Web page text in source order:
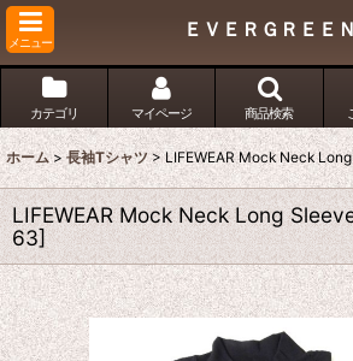
メニュー
ＥＶＥＲＧＲＥＥＮ
カテゴリ マイページ 商品検索
ホーム > 長袖Tシャツ > LIFEWEAR Mock Neck
LIFEWEAR Mock Neck Long
63]